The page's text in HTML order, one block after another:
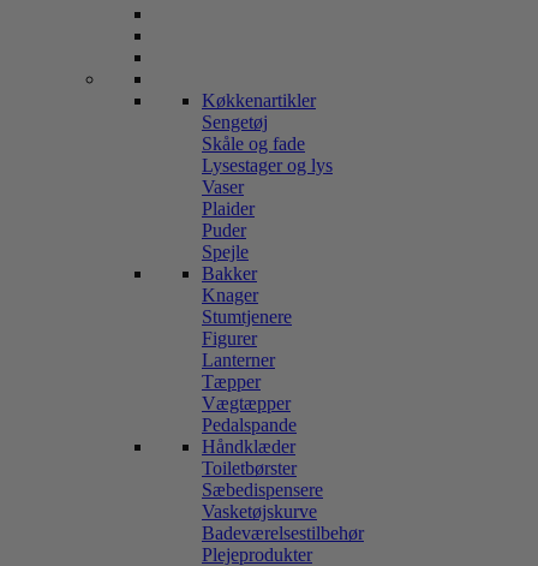
Køkkenartikler
Sengetøj
Skåle og fade
Lysestager og lys
Vaser
Plaider
Puder
Spejle
Bakker
Knager
Stumtjenere
Figurer
Lanterner
Tæpper
Vægtæpper
Pedalspande
Håndklæder
Toiletbørster
Sæbedispensere
Vasketøjskurve
Badeværelsestilbehør
Plejeprodukter